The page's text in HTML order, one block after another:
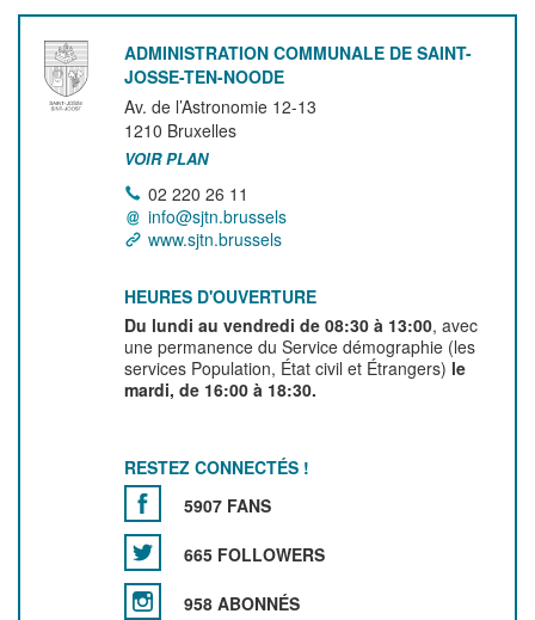
ADMINISTRATION COMMUNALE DE SAINT-
JOSSE-TEN-NOODE
Av. de l’Astronomie 12-13
1210 Bruxelles
VOIR PLAN
02 220 26 11
info@sjtn.brussels
www.sjtn.brussels
HEURES D'OUVERTURE
Du lundi au vendredi de 08:30 à 13:00, avec
une permanence du Service démographie (les
services Population, État civil et Étrangers) le
mardi, de 16:00 à 18:30.
RESTEZ CONNECTÉS !
5907 FANS
665 FOLLOWERS
958 ABONNÉS